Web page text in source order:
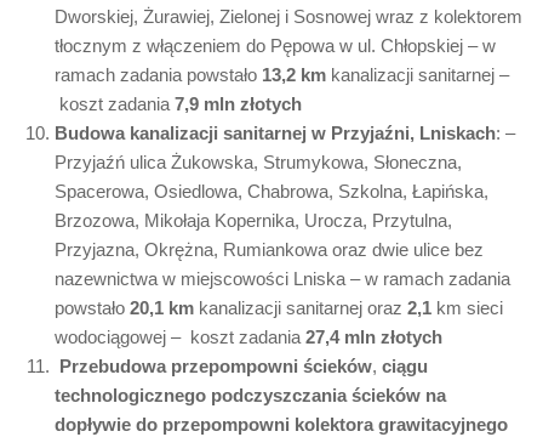
Dworskiej, Żurawiej, Zielonej i Sosnowej wraz z kolektorem
tłocznym z włączeniem do Pępowa w ul. Chłopskiej – w
ramach zadania powstało 13,2 km kanalizacji sanitarnej –
koszt zadania 7,9 mln złotych
Budowa kanalizacji sanitarnej w Przyjaźni, Lniskach: –
Przyjaźń ulica Żukowska, Strumykowa, Słoneczna,
Spacerowa, Osiedlowa, Chabrowa, Szkolna, Łapińska,
Brzozowa, Mikołaja Kopernika, Urocza, Przytulna,
Przyjazna, Okrężna, Rumiankowa oraz dwie ulice bez
nazewnictwa w miejscowości Lniska – w ramach zadania
powstało 20,1 km kanalizacji sanitarnej oraz 2,1 km sieci
wodociągowej – koszt zadania 27,4 mln złotych
Przebudowa przepompowni ścieków, ciągu
technologicznego podczyszczania ścieków na
dopływie do przepompowni kolektora grawitacyjnego